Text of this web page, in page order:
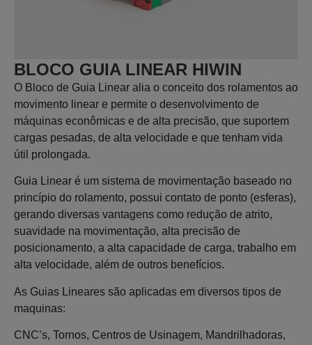
BLOCO GUIA LINEAR HIWIN
O Bloco de Guia Linear alia o conceito dos rolamentos ao
movimento linear e permite o desenvolvimento de
máquinas econômicas e de alta precisão, que suportem
cargas pesadas, de alta velocidade e que tenham vida
útil prolongada.
Guia Linear é um sistema de movimentação baseado no
princípio do rolamento, possui contato de ponto (esferas),
gerando diversas vantagens como redução de atrito,
suavidade na movimentação, alta precisão de
posicionamento, a alta capacidade de carga, trabalho em
alta velocidade, além de outros benefícios.
As Guias Lineares são aplicadas em diversos tipos de
maquinas:
CNC’s, Tornos, Centros de Usinagem, Mandrilhadoras,